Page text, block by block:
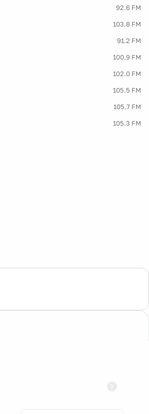
92.6 FM
103.8 FM
91.2 FM
100.9 FM
102.0 FM
105.5 FM
105.7 FM
105.3 FM